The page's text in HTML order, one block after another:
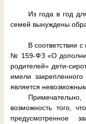
Из года в год
семей вынуждены
В соответствии
№ 159-ФЗ «О
родителей» дети-
имели
является
возможность того,
предусмотренное